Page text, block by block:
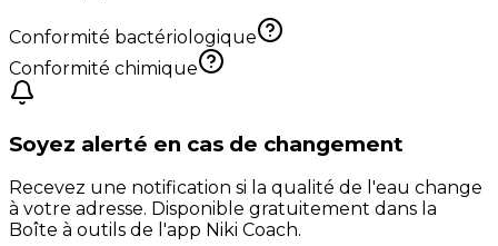
Conformité bactériologique
Conformité chimique
Soyez alerté en cas de changement
Recevez une notification si la qualité de l'eau change
à votre adresse. Disponible gratuitement dans la
Boîte à outils de l'app Niki Coach.